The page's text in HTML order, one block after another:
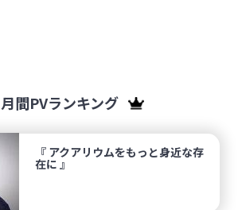
月間PVランキング
『 アクアリウムをもっと身近な存
在に 』